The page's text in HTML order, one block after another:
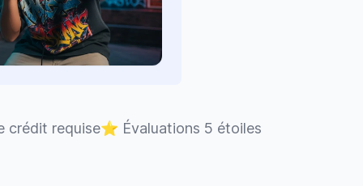
crédit requise⭐ Évaluations 5 étoiles